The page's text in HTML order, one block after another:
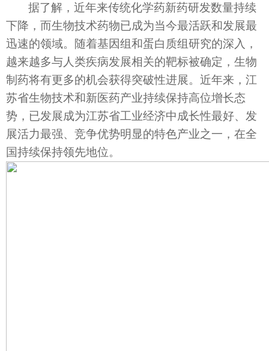
据了解，近年来传统化学药新药研发数量持续
下降，而生物技术药物已成为当今最活跃和发展最
迅速的领域。随着基因组和蛋白质组研究的深入，
越来越多与人类疾病发展相关的靶标被确定，生物
制药将有更多的机会获得突破性进展。近年来，江
苏省生物技术和新医药产业持续保持高位增长态
势，已发展成为江苏省工业经济中成长性最好、发
展活力最强、竞争优势明显的特色产业之一，在全
国持续保持领先地位。